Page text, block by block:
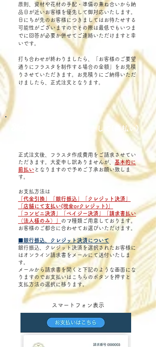
原則、資材や花材の手配・準備の兼ね合いから納
品日が近いお客様を優先して御対応いたします。​
日にちが先のお客様につきましてはお待たせする
可能性がございますのでその際は最低でもいつま
でに回答が必要か併せてご連絡いただけますと幸
いです。
打ち合わせが終わりましたら、「お客様のご要望
通りにフラスタを制作する場合の金額」をお見積
りさせていただきます。お見積りにご納得いただ
けましたら、正式注文となります。
: お支払いにつきまして(前払い)
正式注文後、フラスタ作成費用をご請求させてい
ただきます。大変申し訳ありませんが、 基本的に
前払い となりますので予めご了承お願い致しま
す。
​お支払方法は
「代金引換」「銀行振込」「クレジット決済」
「店舗にて支払い(現金orクレジット)」
「コンビニ決済」「ペイジー決済」「請求書払い
（法人様のみ）」 の７種類ご用意しております。
お客様のご都合に合わせてお選びいただけます。
■銀行振込、クレジット決済について
銀行振込、クレジット決済を選択されたお客様に
はオンライン請求書をメールにて送付いたしま
す。
メールから請求書を開くと下記のような画面にな
りますのでお支払いはこちらのボタンを押すと
​支払方法の選択に移ります。
スマートフォン表示